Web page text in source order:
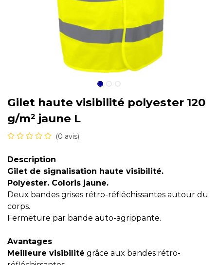
Gilet haute visibilité polyester 120
g/m² jaune L
(0 avis)
Description
Gilet de signalisation haute visibilité.
Polyester. Coloris jaune.
Deux bandes grises rétro-réfléchissantes autour du
corps.
Fermeture par bande auto-agrippante.
Avantages
Meilleure visibilité grâce aux bandes rétro-